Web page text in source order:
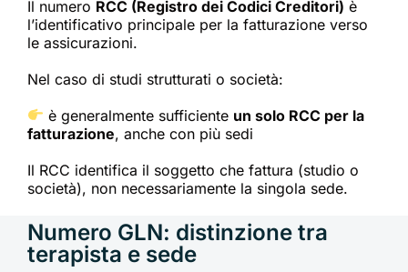
Il numero RCC (Registro dei Codici Creditori) è
l’identificativo principale per la fatturazione verso
le assicurazioni.
Nel caso di studi strutturati o società:
è generalmente sufficiente un solo RCC per la
fatturazione, anche con più sedi
Il RCC identifica il soggetto che fattura (studio o
società), non necessariamente la singola sede.
Numero GLN: distinzione tra
terapista e sede